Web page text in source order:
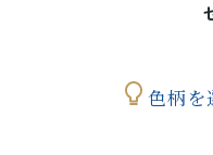
色柄を